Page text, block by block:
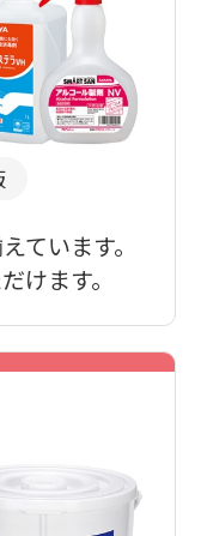
ています。
けます。